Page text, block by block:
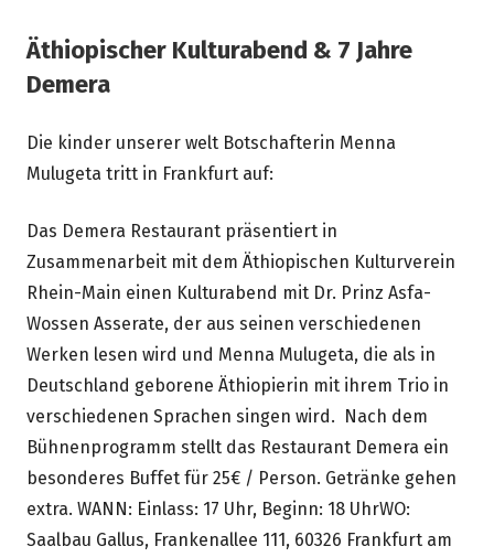
Äthiopischer Kulturabend & 7 Jahre
Demera
Die kinder unserer welt Botschafterin Menna
Mulugeta tritt in Frankfurt auf:
Das Demera Restaurant präsentiert in
Zusammenarbeit mit dem Äthiopischen Kulturverein
Rhein-Main einen Kulturabend mit Dr. Prinz Asfa-
Wossen Asserate, der aus seinen verschiedenen
Werken lesen wird und Menna Mulugeta, die als in
Deutschland geborene Äthiopierin mit ihrem Trio in
verschiedenen Sprachen singen wird. Nach dem
Bühnenprogramm stellt das Restaurant Demera ein
besonderes Buffet für 25€ / Person. Getränke gehen
extra. WANN: Einlass: 17 Uhr, Beginn: 18 UhrWO:
Saalbau Gallus, Frankenallee 111, 60326 Frankfurt am